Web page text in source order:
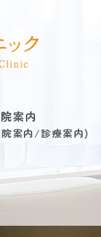
案内
案内 診療案内